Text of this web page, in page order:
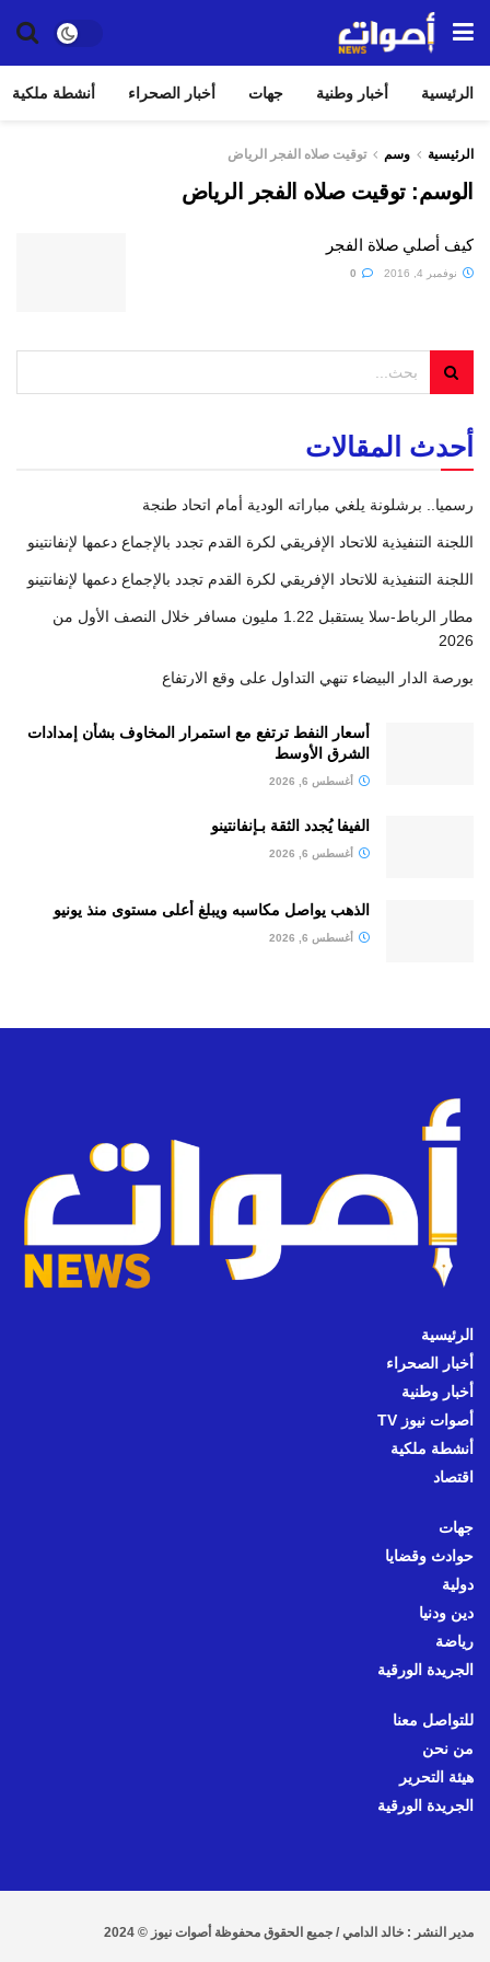
الرئيسية أخبار وطنية جهات أخبار الصحراء أنشطة ملكية
الرئيسية وسم توقيت صلاه الفجر الرياض
الوسم:توقيت صلاه الفجر الرياض
كيف أصلي صلاة الفجر
نوفمبر 4, 2016
أحدث المقالات
رسميا.. برشلونة يلغي مباراته الودية أمام اتحاد طنجة
اللجنة التنفيذية للاتحاد الإفريقي لكرة القدم تجدد بالإجماع دعمها لإنفانتينو
اللجنة التنفيذية للاتحاد الإفريقي لكرة القدم تجدد بالإجماع دعمها لإنفانتينو
مطار الرباط-سلا يستقبل 1.22 مليون مسافر خلال النصف الأول من
2026
بورصة الدار البيضاء تنهي التداول على وقع الارتفاع
أسعار النفط ترتفع مع استمرار المخاوف بشأن إمدادات
الشرق الأوسط
أغسطس 6, 2026
الفيفا يُجدد الثقة بـإنفانتينو
أغسطس 6, 2026
الذهب يواصل مكاسبه ويبلغ أعلى مستوى منذ يونيو
أغسطس 6, 2026
الرئيسية
أخبار الصحراء
أخبار وطنية
أصوات نيوز TV
أنشطة ملكية
اقتصاد
جهات
حوادث وقضايا
دولية
دين ودنيا
رياضة
الجريدة الورقية
للتواصل معنا
من نحن
هيئة التحرير
الجريدة الورقية
مدير النشر : خالد الدامي / جميع الحقوق محفوظة أصوات نيوز © 2024